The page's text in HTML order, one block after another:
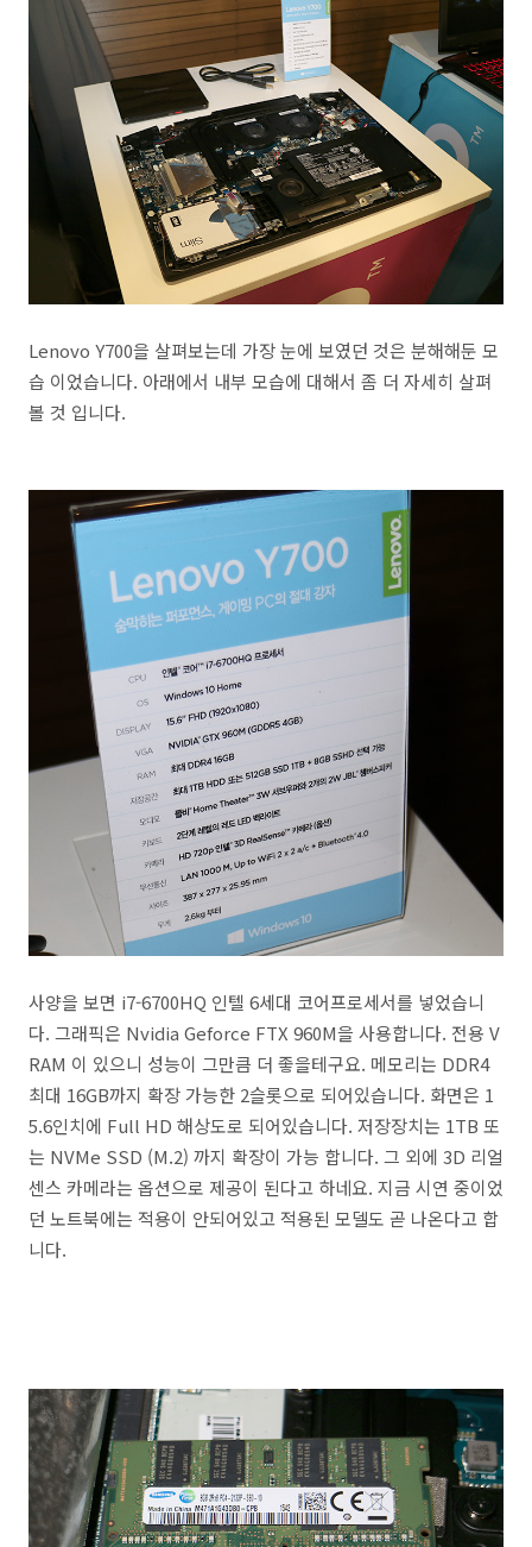
Lenovo Y700을 살펴보는데 가장 눈에 보였던 것은 분해해둔 모
습 이었습니다. 아래에서 내부 모습에 대해서 좀 더 자세히 살펴
볼 것 입니다.
사양을 보면 i7-6700HQ 인텔 6세대 코어프로세서를 넣었습니
다. 그래픽은 Nvidia Geforce FTX 960M을 사용합니다. 전용 V
RAM 이 있으니 성능이 그만큼 더 좋을테구요. 메모리는 DDR4
최대 16GB까지 확장 가능한 2슬롯으로 되어있습니다. 화면은 1
5.6인치에 Full HD 해상도로 되어있습니다. 저장장치는 1TB 또
는 NVMe SSD (M.2) 까지 확장이 가능 합니다. 그 외에 3D 리얼
센스 카메라는 옵션으로 제공이 된다고 하네요. 지금 시연 중이었
던 노트북에는 적용이 안되어있고 적용된 모델도 곧 나온다고 합
니다.